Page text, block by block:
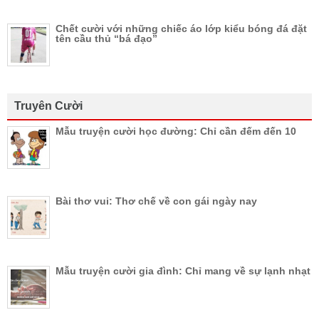
Chết cười với những chiếc áo lớp kiểu bóng đá đặt
tên cầu thủ “bá đạo”
Truyên Cười
Mẫu truyện cười học đường: Chỉ cần đếm đến 10
Bài thơ vui: Thơ chế về con gái ngày nay
Mẫu truyện cười gia đình: Chỉ mang về sự lạnh nhạt